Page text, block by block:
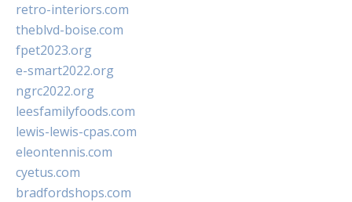
retro-interiors.com
theblvd-boise.com
fpet2023.org
e-smart2022.org
ngrc2022.org
leesfamilyfoods.com
lewis-lewis-cpas.com
eleontennis.com
cyetus.com
bradfordshops.com